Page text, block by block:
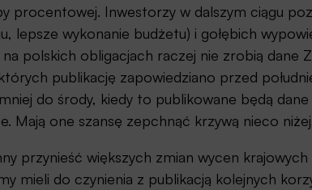
procentowej. Inwestorzy w dalszym ciągu
lepsze wykonanie budżetu) i gołębich
polskich obligacjach raczej nie zrobią dane
publikację zapowiedziano przed
do środy, kiedy to publikowane będą
Mają one szansę zepchnąć krzywą nieco
przynieść większych zmian wycen
mieli do czynienia z publikacją kolejnych